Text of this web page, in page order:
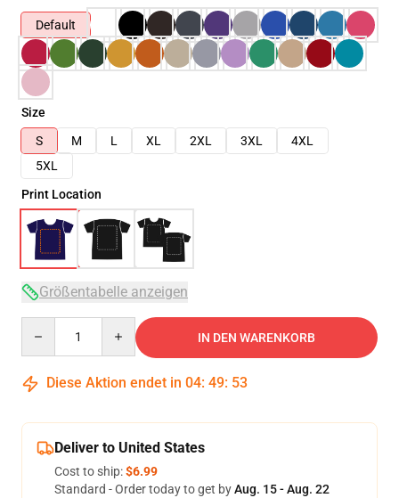
Default
Size
S
M L XL 2XL 3XL
4XL
5XL
Print Location
Größentabelle anzeigen
IN DEN WARENKORB
Diese Aktion endet in 04: 49: 52
Deliver to United States
Cost to ship:$6.99
Standard - Order today to get byAug. 15 - Aug. 22